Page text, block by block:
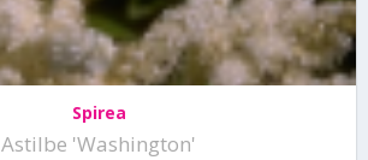
Spirea
Astilbe 'Washington'